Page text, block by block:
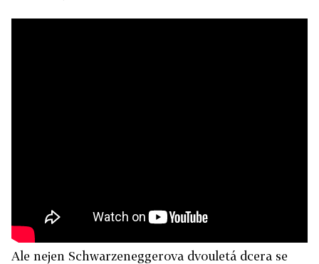
Ale nejen Schwarzeneggerova dvouletá dcera se